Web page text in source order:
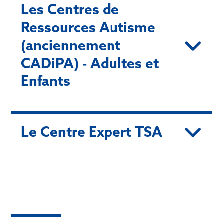
Les Centres de
Ressources Autisme
(anciennement
CADiPA) - Adultes et
Enfants
Le Centre Expert TSA